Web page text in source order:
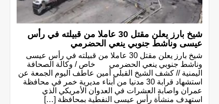
شيخ بارز يعلن مقتل 30 عاملا من قبيلته في رأس
عيسى وناشط جنوبي ينعي الحضرمي
شيخ بارز يعلن مقتل 30 عاملا من قبيلته في رأس عيسى
وناشط جنوبي ينعي الحضرمي خاص / وكالة الصحافة
اليمنية // كشف الشيخ القبلي أمين عاطف اليوم الجمعة عن
استشهاد قرابة 30 مدنيا من أبناء مديرية خمر في محافظة
عمران واصابة العشرات في العدوان الأمريكي الذي
استهدف منشأة رأس عيسى النفطية بمحافظة […]